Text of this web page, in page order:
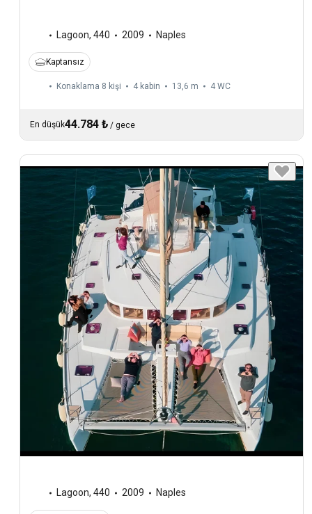
Lagoon, 440 2009 Naples
Kaptansız
Konaklama 8 kişi 4 kabin 13,6 m 4 WC
En düşük44.784 ₺ / gece
Lagoon, 440 2009 Naples